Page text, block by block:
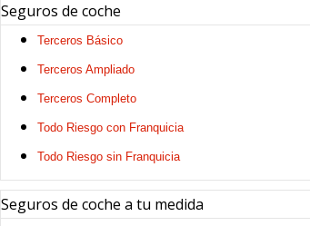
Seguros de coche
Terceros Básico
Terceros Ampliado
Terceros Completo
Todo Riesgo con Franquicia
Todo Riesgo sin Franquicia
Seguros de coche a tu medida